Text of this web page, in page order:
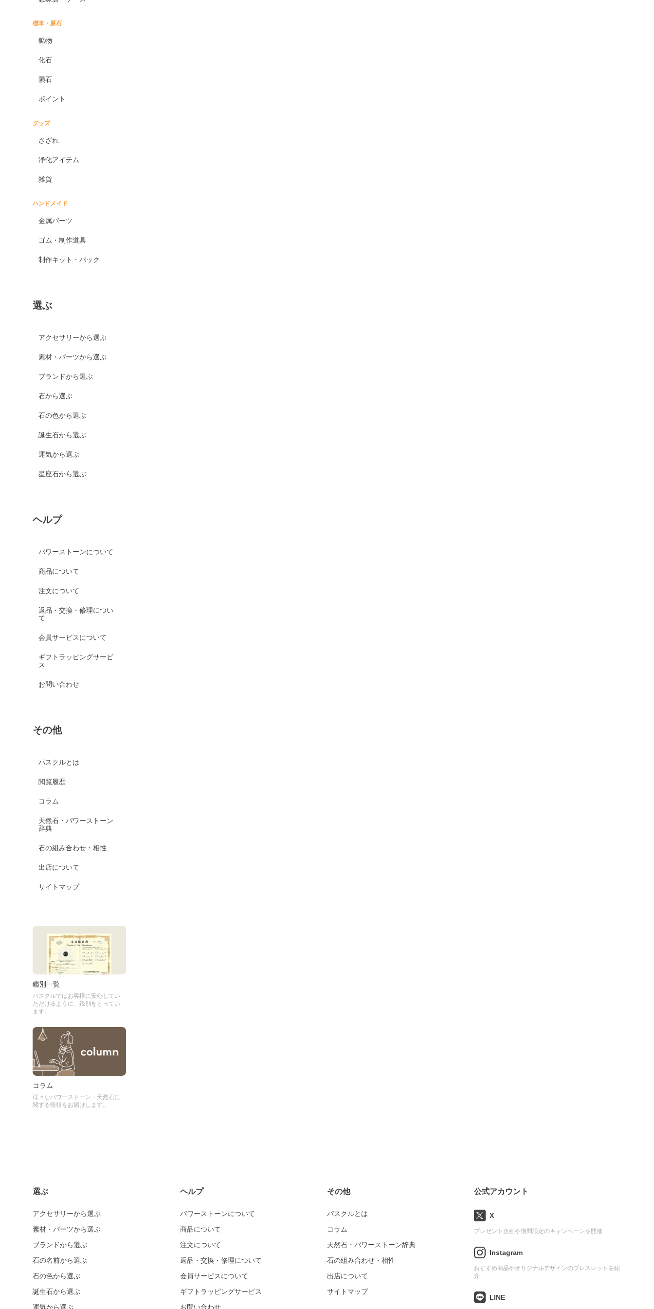
標本・原石
鉱物
化石
隕石
ポイント
グッズ
さざれ
浄化アイテム
雑貨
ハンドメイド
金属パーツ
ゴム・制作道具
制作キット・パック
選ぶ
アクセサリーから選ぶ
素材・パーツから選ぶ
ブランドから選ぶ
石から選ぶ
石の色から選ぶ
誕生石から選ぶ
運気から選ぶ
星座石から選ぶ
ヘルプ
パワーストーンについて
商品について
注文について
返品・交換・修理につい
て
会員サービスについて
ギフトラッピングサービ
ス
お問い合わせ
その他
パスクルとは
閲覧履歴
コラム
天然石・パワーストーン
辞典
石の組み合わせ・相性
出店について
サイトマップ
鑑別一覧
パスクルではお客様に安心してい
ただけるように、鑑別をとってい
ます。
コラム
様々なパワーストーン・天然石に
関する情報をお届けします。
選ぶ
アクセサリーから選ぶ
素材・パーツから選ぶ
ブランドから選ぶ
石の名前から選ぶ
石の色から選ぶ
誕生石から選ぶ
運気から選ぶ
ヘルプ
パワーストーンについて
商品について
注文について
返品・交換・修理について
会員サービスについて
ギフトラッピングサービス
お問い合わせ
その他
パスクルとは
コラム
天然石・パワーストーン辞典
石の組み合わせ・相性
出店について
サイトマップ
公式アカウント
X
プレゼント企画や期間限定のキャンペーンを開催
Instagram
おすすめ商品やオリジナルデザインのブレスレットを紹
介
LINE